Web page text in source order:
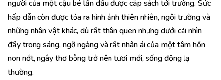
người của một cậu bé lần đầu được cắp sách tới trường. Sức
hấp dẫn còn được tỏa ra hình ảnh thiên nhiên, ngôi trường và
những nhân vật khác, dù rất thân quen nhưng dưới cái nhìn
đầy trong sáng, ngỡ ngàng và rất nhân ái của một tâm hồn
non nớt, ngây thơ bỗng trở nên tươi mới, sống động lạ
thường.